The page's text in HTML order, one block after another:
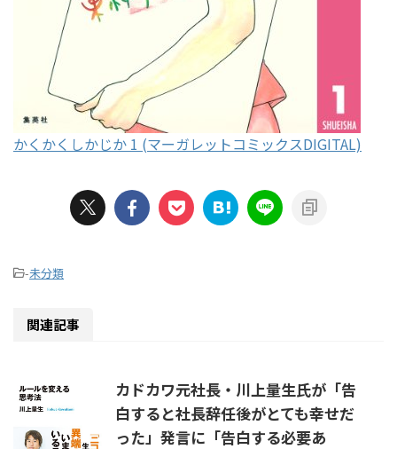
かくかくしかじか 1 (マーガレットコミックスDIGITAL)
-未分類
関連記事
カドカワ元社長・川上量生氏が「告
白すると社長辞任後がとても幸せだ
った」発言に「告白する必要あ